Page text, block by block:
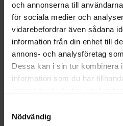
och annonserna till
för sociala medier och
vidarebefordrar även sådana
information från din enhet till
annons- och analysföretag
Dessa kan i sin tur kombinera
information som du har
Nödvändig
Lörd Stängt Juli-Aug
© Copyrightskyddat material på
HANDLA
Villkor
Mina favoriter